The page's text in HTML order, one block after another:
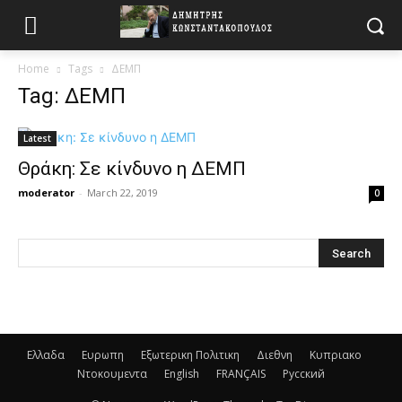
Home Tags ΔΕΜΠ
Tag: ΔΕΜΠ
Latest
Θράκη: Σε κίνδυνο η ΔΕΜΠ
moderator - March 22, 2019 0
Ελλαδα Ευρωπη Εξωτερικη Πολιτικη Διεθνη
Κυπριακο
Ντοκουμεντα
English FRANÇAIS Русский